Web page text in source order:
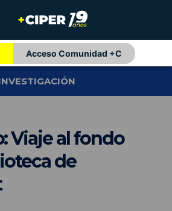
Acceso Comunidad +C
Viaje al fondo
de